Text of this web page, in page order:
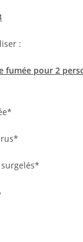
:
fumée pour 2